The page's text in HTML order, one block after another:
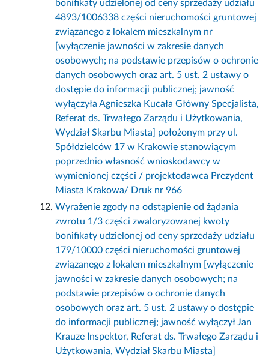
bonifikaty udzielonej od ceny sprzedaży udziału
4893/1006338 części nieruchomości gruntowej
związanego z lokalem mieszkalnym nr
[wyłączenie jawności w zakresie danych
osobowych; na podstawie przepisów o ochronie
danych osobowych oraz art. 5 ust. 2 ustawy o
dostępie do informacji publicznej; jawność
wyłączyła Agnieszka Kucała Główny Specjalista,
Referat ds. Trwałego Zarządu i Użytkowania,
Wydział Skarbu Miasta] położonym przy ul.
Spółdzielców 17 w Krakowie stanowiącym
poprzednio własność wnioskodawcy w
wymienionej części / projektodawca Prezydent
Miasta Krakowa/ Druk nr 966
Wyrażenie zgody na odstąpienie od żądania
zwrotu 1/3 części zwaloryzowanej kwoty
bonifikaty udzielonej od ceny sprzedaży udziału
179/10000 części nieruchomości gruntowej
związanego z lokalem mieszkalnym [wyłączenie
jawności w zakresie danych osobowych; na
podstawie przepisów o ochronie danych
osobowych oraz art. 5 ust. 2 ustawy o dostępie
do informacji publicznej; jawność wyłączył Jan
Krauze Inspektor, Referat ds. Trwałego Zarządu i
Użytkowania, Wydział Skarbu Miasta]